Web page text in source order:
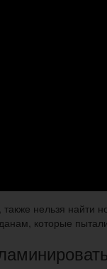
также нельзя
которые